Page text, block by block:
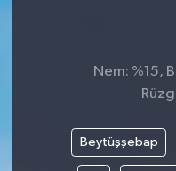
Nem: %15,
Beytüşşebap